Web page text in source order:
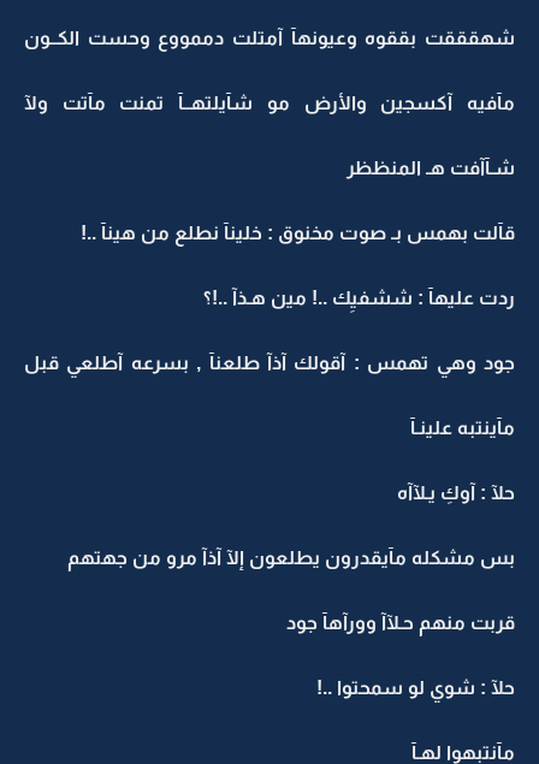
شهقققت بققوه وعيونهآ آمتلت دممووع وحست الكــون
مآفيه آكسجين والأرض مو شآيلتهــآ تمنت مآتت ولآ
شـآآفت هـ المنظظر
قآلت بهمس بـ صوت مخنوق : خلينآ نطلع من هينآ ..!
ردت عليهآ : ششفيِك ..! مين هـذآ ..!؟
جود وهي تهمس : آقولك آذآ طلعنآ , بسرعه آطلعي قبل
مآينتبه علينـآ
حلآ : آوكِ يـلآآه
بس مشكله مآيقدرون يطلعون إلآ آذآ مرو من جهتهم
قربت منهم حـلآآ وورآهآ جود
حلآ : شوي لو سمحتوا ..!
مآنتبهوا لهـآ